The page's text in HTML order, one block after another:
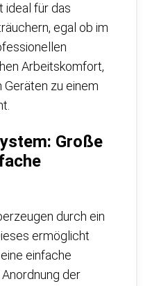
ideal für das
egal ob im
Arbeitskomfort,
zu einem
Große
durch ein
ermöglicht
einfache
der